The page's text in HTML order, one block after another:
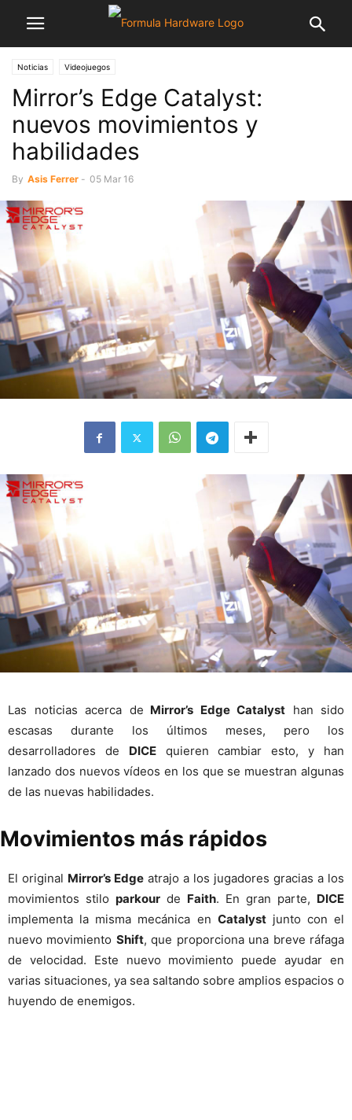
Noticias Videojuegos
Mirror’s Edge Catalyst:
nuevos movimientos y
habilidades
By Asis Ferrer - 05 Mar 16
Las noticias acerca de Mirror’s Edge Catalyst han sido
escasas durante los últimos meses, pero los
desarrolladores de DICEquieren cambiar esto, y han
lanzado dos nuevos vídeos en los que se muestran algunas
de las nuevas habilidades.
Movimientos más rápidos
El original Mirror’s Edge atrajo a los jugadores gracias a los
movimientos stilo parkour de Faith. En gran parte, DICE
implementa la misma mecánica en Catalystjunto con el
nuevo movimiento Shift, que proporciona una breve ráfaga
de velocidad. Este nuevo movimiento puede ayudar en
varias situaciones, ya sea saltando sobre amplios espacios o
huyendo de enemigos.